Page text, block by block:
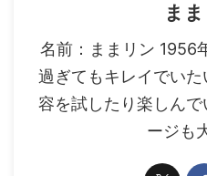
ま
名前：ままリン 1956
過ぎてもキレイでい
容を試したり楽しん
ージも